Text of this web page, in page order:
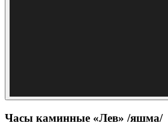
Часы каминные «Лев» /яшма/